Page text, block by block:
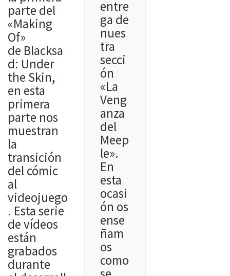
parte del
«Making
Of»
de Blacksa
d: Under
the Skin,
en esta
primera
parte nos
muestran
la
transición
del cómic
al
videojuego
. Esta serie
de vídeos
están
grabados
durante
entre
ga de
nues
tra
secci
ón
«La
Veng
anza
del
Meep
le».
En
esta
ocasi
ón os
ense
ñam
os
como